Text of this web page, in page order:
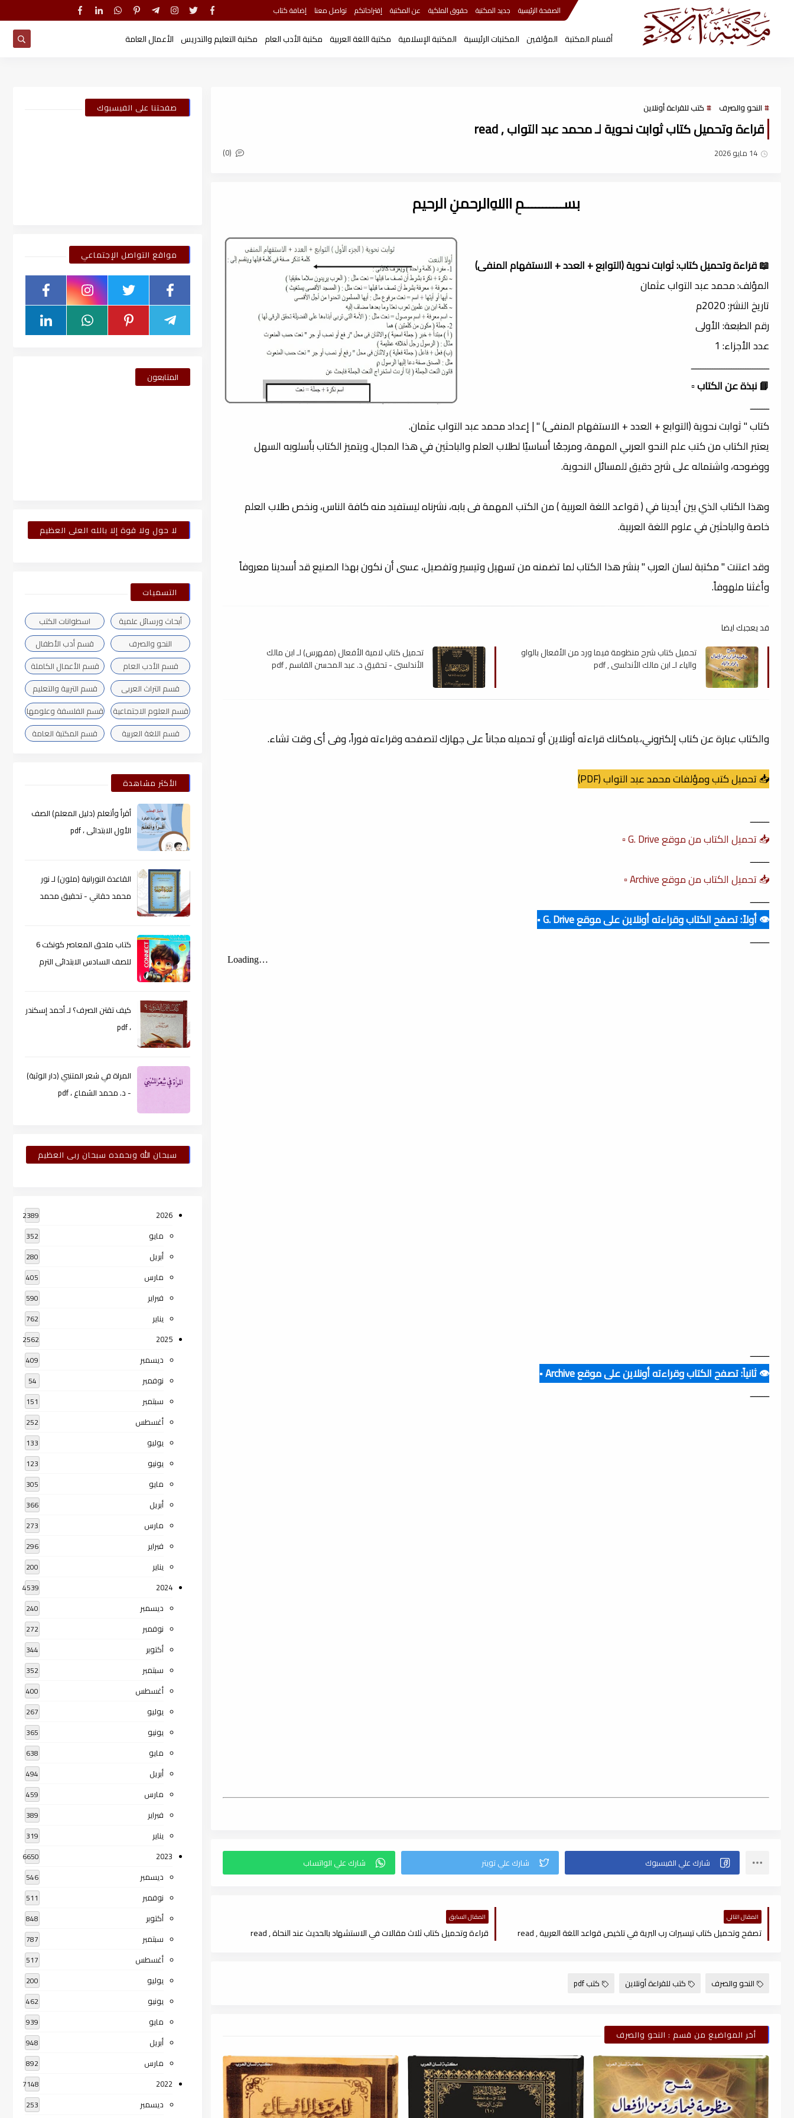
الصفحة الرئيسية جديد المكتبة حقوق الملكية عن المكتبة إقتراحاتكم تواصل معنا إضافة كتاب
أقسام المكتبة المؤلفين المكتبات الرئيسية المكتبة الإسلامية مكتبة اللغة العربية مكتبة الأدب العام مكتبة التعليم والتدريس الأعمال العامة
النحو والصرف كتب للقراءة أونلاين
قراءة وتحميل كتاب ثوابت نحوية لـ محمد عبد التواب , read
14 مايو 2026 (0)
بســـــــــــمِ اﷲِالرحمنِ الرحيم
📖 قراءة وتحميل كتاب: ثوابت نحوية (التوابع + العدد + الاستفهام المنفى)
المؤلف: محمد عبد التواب عثمان
تاريخ النشر: 2020م
رقم الطبعة: الأولى
عدد الأجزاء: 1
ـــــــــــــــــــــــــــــــــ
📘 نبذة عن الكتاب▫️
ــــــــ
كتاب " ثوابت نحوية (التوابع + العدد + الاستفهام المنفى) " | إعداد محمد عبد التواب عثمان.
يعتبر الكتاب من كتب علم النحو العربي المهمة، ومرجعًا أساسيًا لطلاب العلم والباحثين في هذا المجال. ويتميز الكتاب بأسلوبه السهل
ووضوحه، واشتماله على شرح دقيق للمسائل النحوية.
وهذا الكتاب الذي بين أيدينا في ( قواعد اللغة العربية ) من الكتب المهمة فى بابه، نشرناه ليستفيد منه كافة الناس، ونخص طلاب العلم
خاصة والباحثين في علوم اللغة العربية.
وقد اعتنت " مكتبة لسان العرب " بنشر هذا الكتاب لما تضمنه من تسهيل وتيسير وتفصيل، عسى أن نكون بهذا الصنيع قد أسدينا معروفاً
وأغثنا ملهوفاً.
قد يعجبك ايضا
تحميل كتاب شرح منظومة فيما ورد من الأفعال بالواو
والياء لـ ابن مالك الأندلسي , pdf
تحميل كتاب لامية الأفعال (مفهرس) لـ ابن مالك
الأندلسي - تحقيق د. عبد المحسن القاسم , pdf
والكتاب عبارة عن كتاب إلكتروني،.بامكانك قراءته أونلاين أو تحميله مجاناً على جهازك لتصفحه وقراءته فوراً، وفى أى وقت تشاء.
📥 تحميل كتب ومؤلفات محمد عبد التواب (PDF)
ــــــــ
📥 تحميل الكتاب من موقع G. Drive ▫️
ــــــــ
📥 تحميل الكتاب من موقع Archive ▫️
ــــــــ
👁️ أولاً: تصفح الكتاب وقراءته أونلاين على موقع G. Drive ▪️
ــــــــ
ــــــــ
👁️ ثانياً: تصفح الكتاب وقراءته أونلاين على موقع Archive ▪️
ــــــــ
المقال التالي
تصفح وتحميل كتاب تيسيرات رب البرية في تلخيص قواعد اللغة العربية , read
المقال السابق
قراءة وتحميل كتاب ثلاث مقالات في الاستشهاد بالحديث عند النحاة , read
النحو والصرف كتب للقراءة أونلاين كتب pdf
أخر المواضيع من قسم : النحو والصرف
صفحتنا على الفيسبوك
مواقع التواصل الإجتماعي
المتابعون
لا حول ولا قوة إلا بالله العلى العظيم
التسميات
أبحاث ورسائل علمية
اسطوانات الكتب
النحو والصرف
قسم أدب الأطفال
قسم الأدب العام
قسم الأعمال الكاملة
قسم التراث العربى
قسم التربية والتعليم
قسم العلوم الاجتماعية
قسم الفلسفة وعلومها
قسم اللغة العربية
قسم المكتبة العامة
الأكثر مشاهدة
أقرأ وأتعلم (دليل المعلم) الصف
الأول الابتدائى ، pdf
القاعدة النورانية (ملون) لـ نور
محمد حقاني - تحقيق محمد
كتاب ملحق المعاصر كونكت 6
للصف السادس الابتدائى الترم
كيف تقتن الصرف؟ لـ أحمد إسكندر
، pdf
المراة في شعر المتنبي (دار الوثبة)
- د. محمد الشماع ، pdf
سبحان الله وبحمده سبحان ربى العظيم
2026
2389
مايو 352
أبريل 280
مارس 405
فبراير 590
يناير 762
2025
2562
ديسمبر 409
نوفمبر 54
سبتمبر 151
أغسطس 252
يوليو 133
يونيو 123
مايو 305
أبريل 366
مارس 273
فبراير 296
يناير 200
2024
4539
ديسمبر 240
نوفمبر 272
أكتوبر 344
سبتمبر 352
أغسطس 400
يوليو 267
يونيو 365
مايو 638
أبريل 494
مارس 459
فبراير 389
يناير 319
2023
6650
ديسمبر 546
نوفمبر 511
أكتوبر 848
سبتمبر 787
أغسطس 517
يوليو 200
يونيو 462
مايو 939
أبريل 948
مارس 892
2022
7148
ديسمبر 253